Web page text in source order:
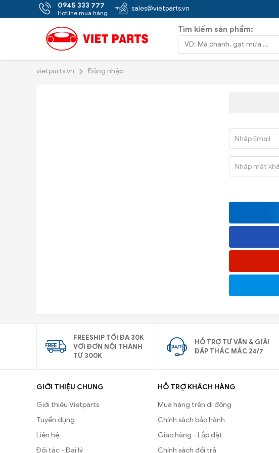
0945 333 777
Hotline mua hàng
sales@vietparts.vn
Tìm kiếm sản phẩm:
vietparts.vn Đăng nhập
FREESHIP TỐI ĐA 30K
VỚI ĐƠN NỘI THÀNH
TỪ 300K
HỖ TRỢ TƯ VẤN & GIẢI
ĐÁP THẮC MẮC 24/7
GIỚI THIỆU CHUNG
Giới thiệu Vietparts
Tuyển dụng
Liên hệ
Đối tác - Đại lý
HỖ TRỢ KHÁCH HÀNG
Mua hàng trên di động
Chính sách bảo hành
Giao hàng - Lắp đặt
Chính sách đổi trả